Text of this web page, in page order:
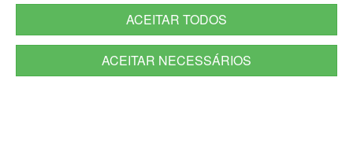
Intranet
Outlook
Sistemas e aplicativos
ACEITAR TODOS
ACEITAR NECESSÁRIOS